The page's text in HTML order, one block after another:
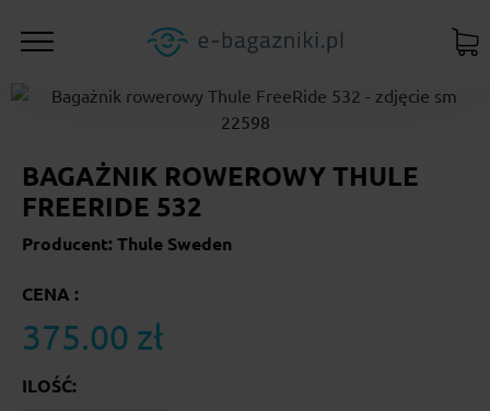
BAGAŻNIK ROWEROWY THULE
FREERIDE 532
Producent: Thule Sweden
CENA :
375.00 zł
ILOŚĆ: